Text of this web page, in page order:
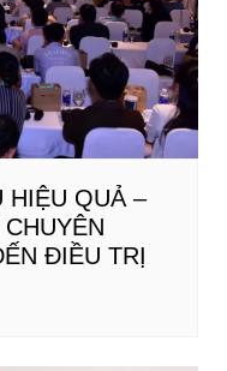
HIỆU QUẢ –
ĐIỀU TRỊ